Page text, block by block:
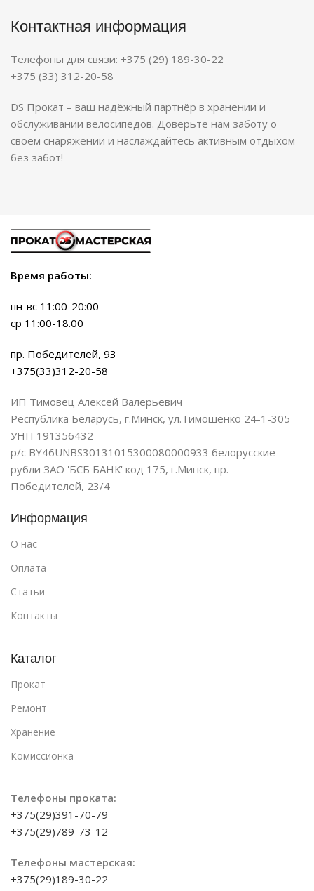
Контактная информация
Телефоны для связи: +375 (29) 189-30-22
+375 (33) 312-20-58
DS Прокат – ваш надёжный партнёр в хранении и
обслуживании велосипедов. Доверьте нам заботу о
своём снаряжении и наслаждайтесь активным отдыхом
без забот!
Время работы:
пн-вс 11:00-20:00
ср 11:00-18.00
пр. Победителей, 93
+375(33)312-20-58
ИП Тимовец Алексей Валерьевич
Республика Беларусь, г.Минск, ул.Тимошенко 24-1-305
УНП 191356432
р/с BY46UNBS30131015300080000933 белорусские
рубли ЗАО 'БСБ БАНК' код 175, г.Минск, пр.
Победителей, 23/4
Информация
О нас
Оплата
Статьи
Контакты
Каталог
Прокат
Ремонт
Хранение
Комиссионка
Телефоны проката:
+375(29)391-70-79
+375(29)789-73-12
Телефоны мастерская:
+375(29)189-30-22